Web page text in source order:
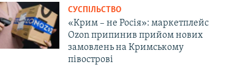
СУСПІЛЬСТВО
«Крим – не Росія»: маркетплейс
Ozon припинив прийом нових
замовлень на Кримському
півострові